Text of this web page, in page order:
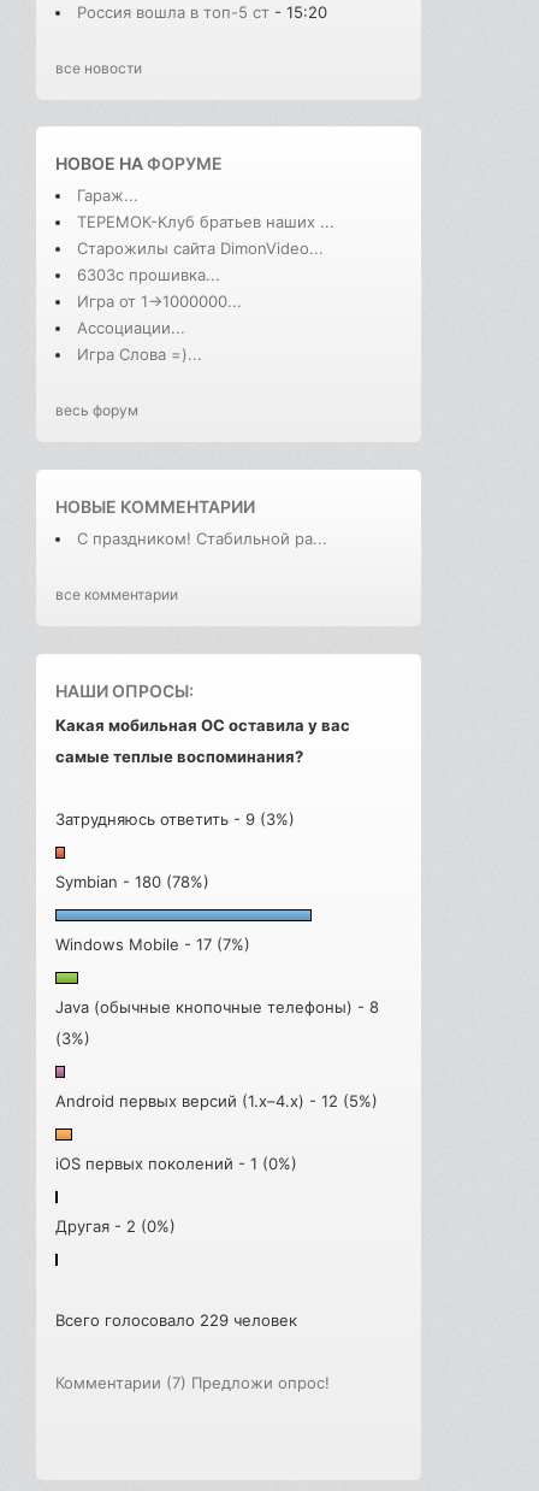
Россия вошла в топ-5 ст - 15:20
все новости
НОВОЕ НАФОРУМЕ
Гараж...
ТЕРЕМОК-Клуб братьев наших ...
Старожилы сайта DimonVideo...
6303с прошивка...
Игра от 1->1000000...
Ассоциации...
Игра Слова =)...
весь форум
НОВЫЕ КОММЕНТАРИИ
С праздником! Стабильной ра...
все комментарии
НАШИ ОПРОСЫ:
Какая мобильная ОС оставила у вас
самые теплые воспоминания?
Затрудняюсь ответить - 9 (3%)
Symbian - 180 (78%)
Windows Mobile - 17 (7%)
Java (обычные кнопочные телефоны) - 8
(3%)
Android первых версий (1.x–4.x) - 12 (5%)
iOS первых поколений - 1 (0%)
Другая - 2 (0%)
Всего голосовало 229 человек
Комментарии (7) Предложи опрос!